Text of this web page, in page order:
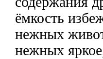
ёмкость
нежных
нежных